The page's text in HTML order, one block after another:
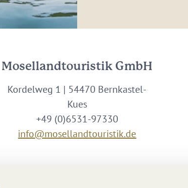
Mosellandtouristik GmbH
Kordelweg 1 | 54470 Bernkastel-
Kues
+49 (0)6531-97330
info@mosellandtouristik.de